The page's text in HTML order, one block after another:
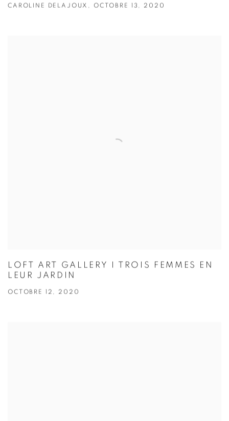
CAROLINE DELAJOUX, OCTOBRE 13, 2020
LOFT ART GALLERY I TROIS FEMMES EN
LEUR JARDIN
OCTOBRE 12, 2020